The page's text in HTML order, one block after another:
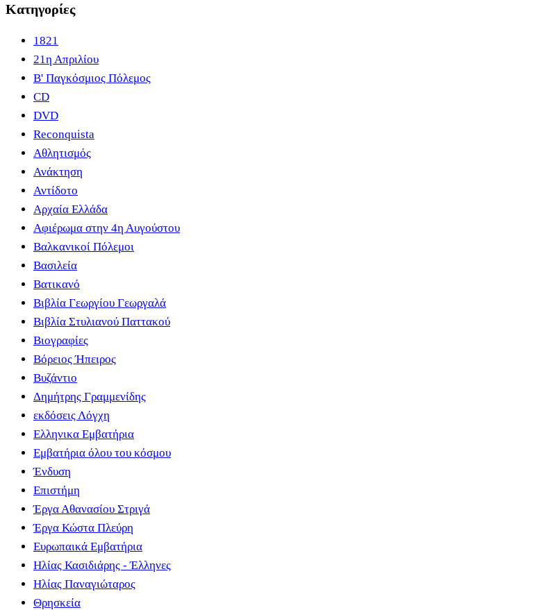
Κατηγορίες
1821
21η Απριλίου
B' Παγκόσμιος Πόλεμος
CD
DVD
Reconquista
Αθλητισμός
Ανάκτηση
Αντίδοτο
Αρχαία Ελλάδα
Αφιέρωμα στην 4η Αυγούστου
Βαλκανικοί Πόλεμοι
Βασιλεία
Βατικανό
Βιβλία Γεωργίου Γεωργαλά
Βιβλία Στυλιανού Παττακού
Βιογραφίες
Βόρειος Ήπειρος
Βυζάντιο
Δημήτρης Γραμμενίδης
εκδόσεις Λόγχη
Ελληνικα Εμβατήρια
Εμβατήρια όλου του κόσμου
Ένδυση
Επιστήμη
Έργα Αθανασίου Στριγά
Έργα Κώστα Πλεύρη
Ευρωπαικά Εμβατήρια
Ηλίας Κασιδιάρης - Έλληνες
Ηλίας Παναγιώταρος
Θρησκεία